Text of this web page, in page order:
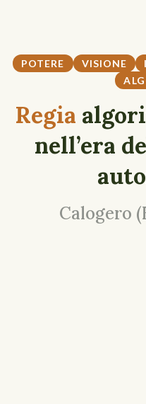
POTERE VISIONE
Regia
nell’era
Calogero